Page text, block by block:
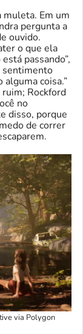
muleta. Em um
pergunta a
ouvido.
o que ela
passando”,
sentimento
coisa.”
Rockford
no
disso, porque
de correr
via Polygon